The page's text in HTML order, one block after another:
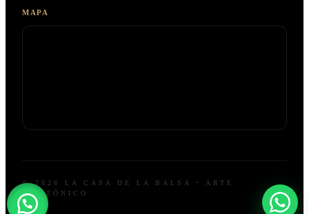
MAPA
© 2026 LA CASA DE LA BALSA • ARTE
AMAZÓNICO